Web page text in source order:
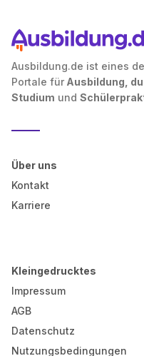
Ausbildung.de ist eines
Portale für Ausbildung,
Studium und
Über uns
Kontakt
Karriere
Kleingedrucktes
Impressum
AGB
Datenschutz
Nutzungsbedingungen